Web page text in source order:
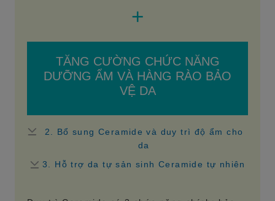
+
TĂNG CƯỜNG CHỨC NĂNG
DƯỠNG ẨM VÀ HÀNG RÀO BẢO
VỆ DA
2. Bổ sung Ceramide và duy trì độ ẩm cho
da
3. Hỗ trợ da tự sản sinh Ceramide tự nhiên